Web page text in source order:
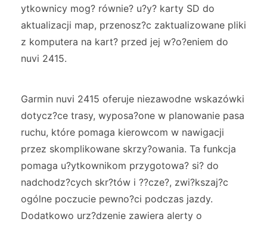
ytkownicy mog? równie? u?y? karty SD do
aktualizacji map, przenosz?c zaktualizowane pliki
z komputera na kart? przed jej w?o?eniem do
nuvi 2415.
Garmin nuvi 2415 oferuje niezawodne wskazówki
dotycz?ce trasy, wyposa?one w planowanie pasa
ruchu, które pomaga kierowcom w nawigacji
przez skomplikowane skrzy?owania. Ta funkcja
pomaga u?ytkownikom przygotowa? si? do
nadchodz?cych skr?tów i ??cze?, zwi?kszaj?c
ogólne poczucie pewno?ci podczas jazdy.
Dodatkowo urz?dzenie zawiera alerty o